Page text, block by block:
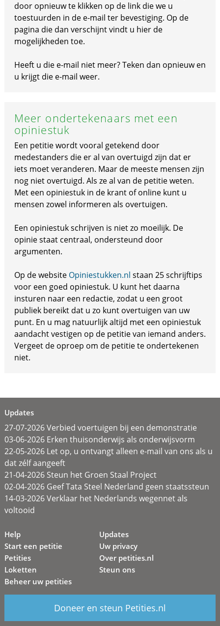
door opnieuw te klikken op de link die we u
toestuurden in de e-mail ter bevestiging. Op de
pagina die dan verschijnt vindt u hier de
mogelijkheden toe.
Heeft u die e-mail niet meer? Teken dan opnieuw en
u krijgt die e-mail weer.
Meer ondertekenaars met een
opiniestuk
Een petitie wordt vooral getekend door
medestanders die er al van overtuigd zijn dat er
iets moet veranderen. Maar de meeste mensen zijn
nog niet overtuigd. Als ze al van de petitie weten.
Met een opiniestuk in de krant of online kunt u
mensen zowel informeren als overtuigen.
Een opiniestuk schrijven is niet zo moeilijk. De
opinie staat centraal, ondersteund door
argumenten.
Op de website Opiniestukken.nl staan 25 schrijftips
voor een goed opiniestuk. U kunt het daarna
insturen naar een redactie, zodat u een groot
publiek bereikt dat u zo kunt overtuigen van uw
punt. En u mag natuurlijk altijd met een opiniestuk
aandacht vestigen op de petitie van iemand anders.
Vergeet de oproep om de petitie te ondertekenen
niet.
Updates
27-07-2026 Verbied voertuigen bij een demonstratie
03-06-2026 Erken thuisonderwijs als onderwijsvorm
22-05-2026 Let op, u ontvangt alleen e-mail van ons als u
dat zélf aangeeft
21-04-2026 Steun het Groen Staal Project
02-04-2026 Geef Tata Steel Nederland geen staatssteun
14-03-2026 Verklaar het Nederlands wegennet als
voltooid
Help
Start een petitie
Petities
Loketten
Beheer uw petities
Updates
Uw privacy
Over petities.nl
Steun ons
Doneer en steun Petities.nl